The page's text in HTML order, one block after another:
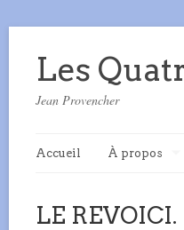
Les
Jean Provencher
Accueil À propos
LE REVOICI.